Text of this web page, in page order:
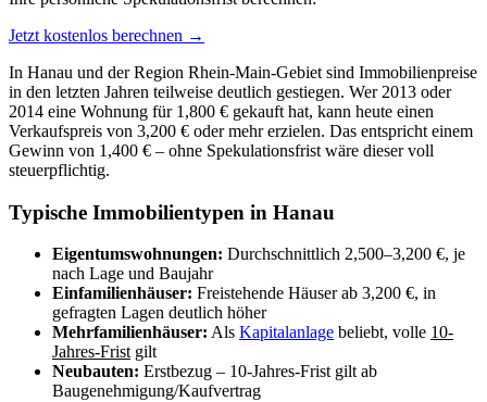
Jetzt kostenlos berechnen →
In Hanau und der Region Rhein-Main-Gebiet sind Immobilienpreise
in den letzten Jahren teilweise deutlich gestiegen. Wer 2013 oder
2014 eine Wohnung für 1,800 € gekauft hat, kann heute einen
Verkaufspreis von 3,200 € oder mehr erzielen. Das entspricht einem
Gewinn von 1,400 € – ohne Spekulationsfrist wäre dieser voll
steuerpflichtig.
Typische Immobilientypen in Hanau
Eigentumswohnungen: Durchschnittlich 2,500–3,200 €, je
nach Lage und Baujahr
Einfamilienhäuser: Freistehende Häuser ab 3,200 €, in
gefragten Lagen deutlich höher
Mehrfamilienhäuser: Als Kapitalanlage beliebt, volle 10-
Jahres-Fristgilt
Neubauten: Erstbezug – 10-Jahres-Frist gilt ab
Baugenehmigung/Kaufvertrag